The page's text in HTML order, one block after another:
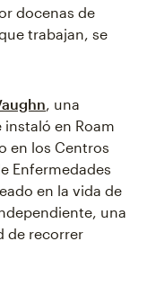
docenas de
trabajan, se
, una
en Roam
en los Centros
Enfermedades
en la vida de
una
de recorrer